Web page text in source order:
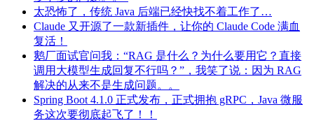
太恐怖了，传统 Java 后端已经快找不着工作了…
Claude 又开源了一款新插件，让你的 Claude Code 满血
复活！
鹅厂面试官问我：“RAG 是什么？为什么要用它？直接
调用大模型生成回复不行吗？”，我笑了说：因为 RAG
解决的从来不是生成问题。。
Spring Boot 4.1.0 正式发布，正式拥抱 gRPC，Java 微服
务这次要彻底起飞了！！